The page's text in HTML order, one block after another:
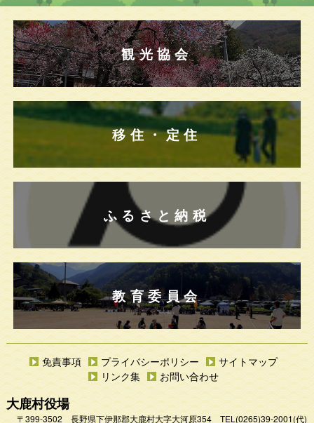
観光協会
移住・定住
ふるさと納税
教育委員会
免責事項 プライバシーポリシー
サイトマップ
リンク集
お問い合わせ
大鹿村役場
〒399-3502 長野県下伊那郡大鹿村大字大河原354 TEL (0265)39-2001(代)